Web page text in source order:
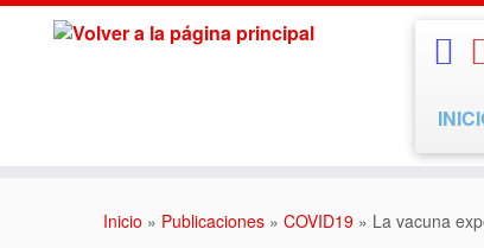
Saltar
Inicio » Publicaciones » COVID19 » La vacuna